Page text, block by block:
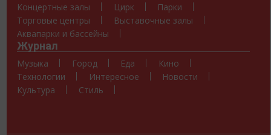
Концертные залы
Цирк
Парки
Торговые центры
Выставочные залы
Аквапарки и бассейны
Журнал
Музыка Город Еда
Кино
Технологии
Интересное
Новости
Культура
Стиль